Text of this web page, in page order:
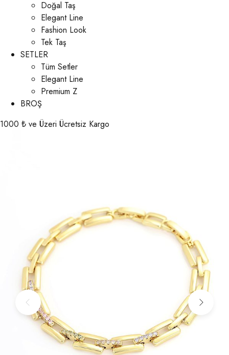
Doğal Taş
Elegant Line
Fashion Look
Tek Taş
SETLER
Tüm Setler
Elegant Line
Premium Z
BROŞ
1000 ₺ ve Üzeri Ücretsiz Kargo